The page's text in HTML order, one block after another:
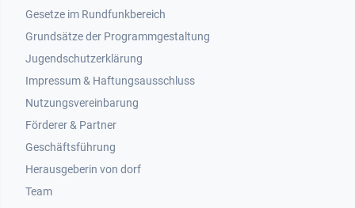
Gesetze im Rundfunkbereich
Grundsätze der Programmgestaltung
Jugendschutzerklärung
Impressum & Haftungsausschluss
Nutzungsvereinbarung
Footer 2
Förderer & Partner
Geschäftsführung
Herausgeberin von dorf
Team